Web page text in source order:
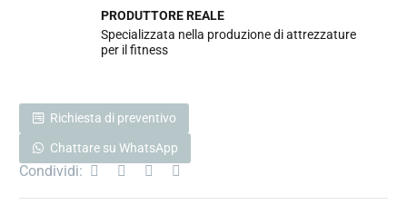
PRODUTTORE REALE
Specializzata nella produzione di attrezzature
per il fitness
Richiesta di preventivo
Chattare su WhatsApp
Condividi: